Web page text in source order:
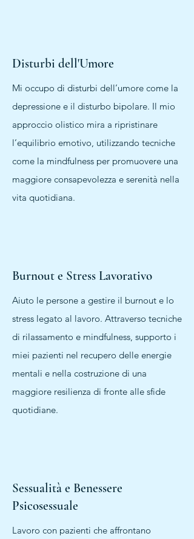
Disturbi dell'Umore
Mi occupo di disturbi dell’umore come la
depressione e il disturbo bipolare. Il mio
approccio olistico mira a ripristinare
l’equilibrio emotivo, utilizzando tecniche
come la mindfulness per promuovere una
maggiore consapevolezza e serenità nella
vita quotidiana.
Burnout e Stress Lavorativo
Aiuto le persone a gestire il burnout e lo
stress legato al lavoro. Attraverso tecniche
di rilassamento e mindfulness, supporto i
miei pazienti nel recupero delle energie
mentali e nella costruzione di una
maggiore resilienza di fronte alle sfide
quotidiane.
Sessualità e Benessere
Psicosessuale
Lavoro con pazienti che affrontano